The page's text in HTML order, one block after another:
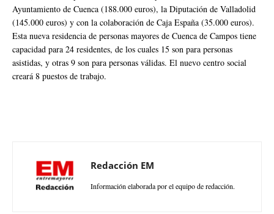
Ayuntamiento de Cuenca (188.000 euros), la Diputación de Valladolid
(145.000 euros) y con la colaboración de Caja España (35.000 euros).
Esta nueva residencia de personas mayores de Cuenca de Campos tiene
capacidad para 24 residentes, de los cuales 15 son para personas
asistidas, y otras 9 son para personas válidas. El nuevo centro social
creará 8 puestos de trabajo.
Redacción EM
Información elaborada por el equipo de redacción.